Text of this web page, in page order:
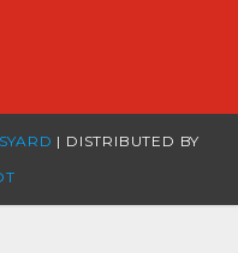
| DISTRIBUTED BY